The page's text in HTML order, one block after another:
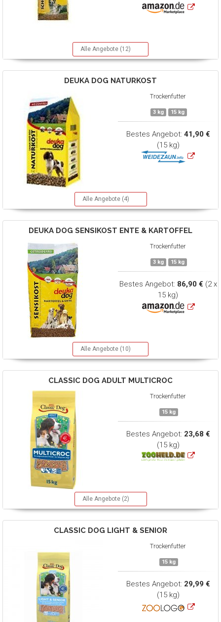
Alle Angebote (12)
DEUKA DOG NATURKOST
Trockenfutter
3 kg 15 kg
Bestes Angebot: 41,90 €
(15 kg)
Alle Angebote (4)
DEUKA DOG SENSIKOST ENTE & KARTOFFEL
Trockenfutter
3 kg 15 kg
Bestes Angebot: 86,90 € (2 x
15 kg)
Alle Angebote (10)
CLASSIC DOG ADULT MULTICROC
Trockenfutter
15 kg
Bestes Angebot: 23,68 €
(15 kg)
Alle Angebote (2)
CLASSIC DOG LIGHT & SENIOR
Trockenfutter
15 kg
Bestes Angebot: 29,99 €
(15 kg)